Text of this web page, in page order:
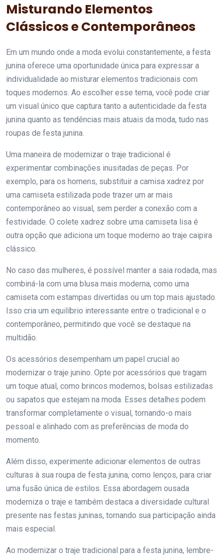
Misturando Elementos
Clássicos e Contemporâneos
Em um mundo onde a moda evolui constantemente, a festa
junina oferece uma oportunidade única para expressar a
individualidade ao misturar elementos tradicionais com
toques modernos. Ao escolher esse tema, você pode criar
um visual único que captura tanto a autenticidade da festa
junina quanto as tendências mais atuais da moda, tudo nas
roupas de festa junina.
Uma maneira de modernizar o traje tradicional é
experimentar combinações inusitadas de peças. Por
exemplo, para os homens, substituir a camisa xadrez por
uma camiseta estilizada pode trazer um ar mais
contemporâneo ao visual, sem perder a conexão com a
festividade. O colete xadrez sobre uma camiseta lisa é
outra opção que adiciona um toque moderno ao traje caipira
clássico.
No caso das mulheres, é possível manter a saia rodada, mas
combiná-la com uma blusa mais moderna, como uma
camiseta com estampas divertidas ou um top mais ajustado.
Isso cria um equilíbrio interessante entre o tradicional e o
contemporâneo, permitindo que você se destaque na
multidão.
Os acessórios desempenham um papel crucial ao
modernizar o traje junino. Opte por acessórios que tragam
um toque atual, como brincos modernos, bolsas estilizadas
ou sapatos que estejam na moda. Esses detalhes podem
transformar completamente o visual, tornando-o mais
pessoal e alinhado com as preferências de moda do
momento.
Além disso, experimente adicionar elementos de outras
culturas à sua roupa de festa junina, como lenços, para criar
uma fusão única de estilos. Essa abordagem ousada
moderniza o traje e também destaca a diversidade cultural
presente nas festas juninas, tornando sua participação ainda
mais especial.
Ao modernizar o traje tradicional para a festa junina, lembre-